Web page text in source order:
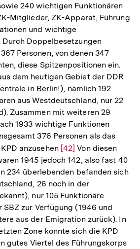
Fußnote
240 wichtigen Funktionären
Mitglieder, ZK-Apparat, Führung
und wichtige
Doppelbesetzungen
Personen, von denen 347
diese Spitzenpositionen ein.
dem heutigen Gebiet der DDR
in Berlin!), nämlich 192
aus Westdeutschland, nur 22
Zusammen mit weiteren 29
1933 wichtige Funktionen
376 Personen als das
anzusehen Zur
Auflösung
der
Fußnote
[42] Von diesen
1945 jedoch 142, also fast 40
234 überlebenden befanden sich
26 noch in der
nur 105 Funktionäre
SBZ zur Verfügung (1946 und
aus der Emigration zurück). In
Zone konnte sich die KPD
gutes Viertel des Führungskorps